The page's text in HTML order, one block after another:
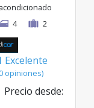
4 2
Excelente
opiniones)
Precio desde: